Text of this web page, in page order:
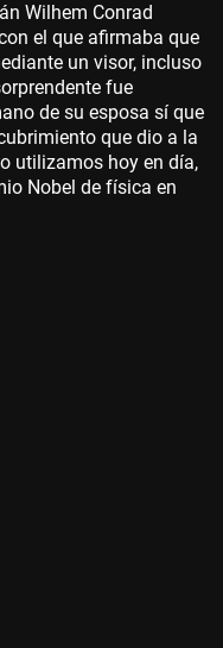
Wilhem Conrad
el que afirmaba que
un visor, incluso
fue
de su esposa sí que
que dio a la
utilizamos hoy en día,
Nobel de física en